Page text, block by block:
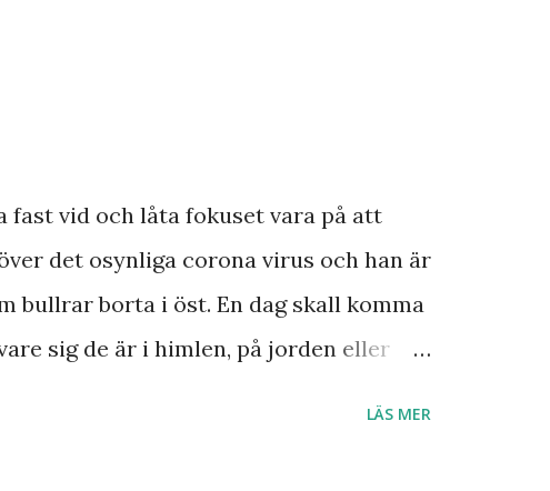
Anton Johanson såg många
skedde under hans egen levnad.
knappast haft någon profet av hans
syner som just denne fiskarbonde
fast vid och låta fokuset vara på att
det osynliga corona virus och han är
bullrar borta i öst. En dag skall komma
sig de är i himlen, på jorden eller
LÄS MER